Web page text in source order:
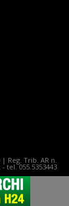
Reg. Trib. AR n.
tel. 055.5353443